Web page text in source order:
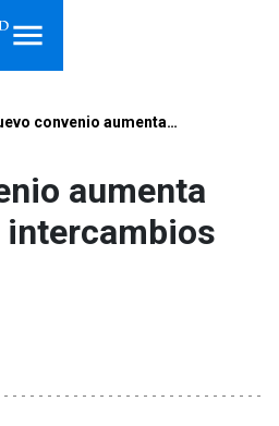
convenio aumenta…
aumenta